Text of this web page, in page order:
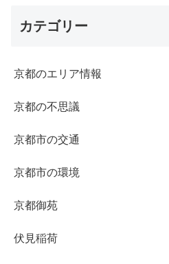
カテゴリー
京都のエリア情報
京都の不思議
京都市の交通
京都市の環境
京都御苑
伏見稲荷